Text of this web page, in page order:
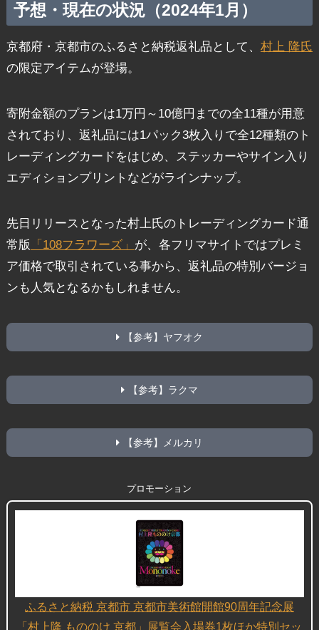
予想・現在の状況（2024年1月）
京都府・京都市のふるさと納税返礼品として、 村上 隆氏
の限定アイテムが登場。
寄附金額のプランは1万円～10億円までの全11種が用意
されており、返礼品には1パック3枚入りで全12種類のト
レーディングカードをはじめ、ステッカーやサイン入り
エディションプリントなどがラインナップ。
先日リリースとなった村上氏のトレーディングカード通
常版
「108フラワーズ」 が、各フリマサイトではプレミ
ア価格で取引されている事から、返礼品の特別バージョ
ンも人気となるかもしれません。
【参考】ヤフオク
【参考】ラクマ
【参考】メルカリ
プロモーション
ふるさと納税 京都市 京都市美術館開館90周年記念展
「村上隆 もののけ 京都」展覧会入場券1枚ほか特別セッ